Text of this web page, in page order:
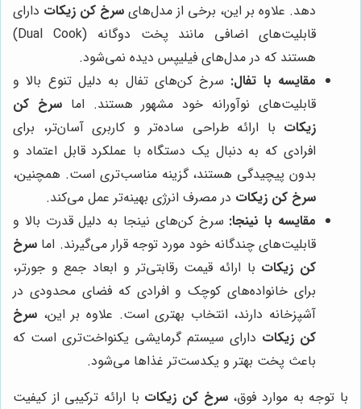
دهد. علاوه بر این، برخی از مدل‌های سرخ کن زیکات دارای
قابلیت‌های اضافی مانند پخت دوگانه (Dual Cook)
هستند که در مدل‌های فیلیپس دیده نمی‌شود.
مقایسه با تفال: سرخ کن‌های تفال به دلیل تنوع بالا و
قابلیت‌های نوآورانه خود مشهور هستند. اماسرخ کن
زیکات با ارائه طراحی ساده‌تر و کاربری آسان‌تر، برای
افرادی که به دنبال یک دستگاه با عملکرد قابل اعتماد و
بدون پیچیدگی هستند، گزینه مناسب‌تری است. همچنین،
سرخ کن زیکات در مصرف انرژی بهینه‌تر عمل می‌کند.
مقایسه با نینجا: سرخ کن‌های نینجا به دلیل قدرت بالا و
قابلیت‌های چندگانه خود مورد توجه قرار می‌گیرند. اما سرخ
کن زیکات با ارائه قیمت رقابتی‌تر و ابعاد جمع و جورتر،
برای خانواده‌های کوچک و افرادی که فضای محدودی در
آشپزخانه دارند، انتخاب بهتری است. علاوه بر این، سرخ
کن زیکات دارای سیستم گرمایشی یکنواخت‌تری است که
باعث پخت بهتر و یکدست‌تر غذاها می‌شود.
با توجه به موارد فوق،سرخ کن زیکات با ارائه ترکیبی از کیفیت